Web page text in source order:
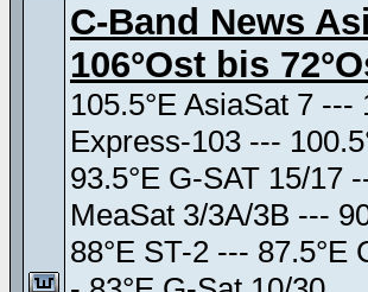
C-Band News
106°Ost bis
105.5°E AsiaSat 7 ---
Express-103 ---
93.5°E G-SAT 15/17
MeaSat 3/3A/3B ---
88°E ST-2 --- 87.5°E